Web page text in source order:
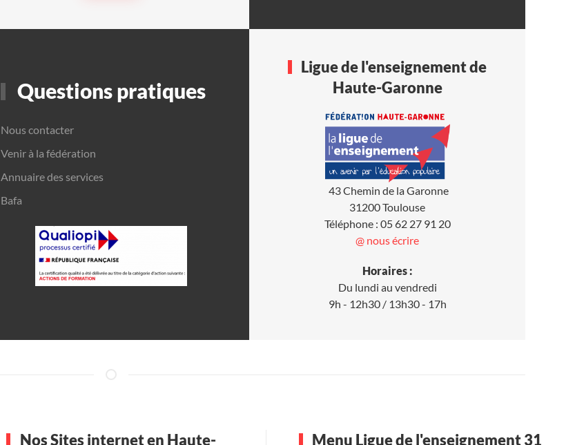
Questions pratiques
Nous contacter
Venir à la fédération
Annuaire des services
Bafa
Ligue de l'enseignement de
Haute-Garonne
43 Chemin de la Garonne
31200 Toulouse
Téléphone : 05 62 27 91 20
@ nous écrire
Horaires :
Du lundi au vendredi
9h - 12h30 / 13h30 - 17h
Nos Sites internet en Haute-
Menu Ligue de l'enseignement 31